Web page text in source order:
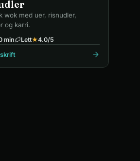
wok med uer, risnudler,
og karri.
min Lett★4.0/5